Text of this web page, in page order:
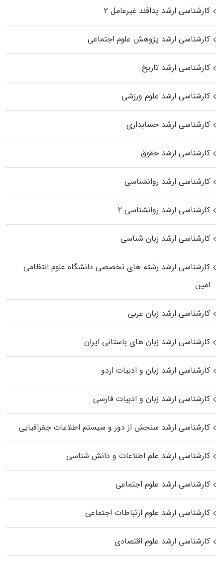
کارشناسی ارشد پدافند غیرعامل ۲
کارشناسی ارشد پژوهش علوم اجتماعی
کارشناسی ارشد تاریخ
کارشناسی ارشد علوم ورزشی
کارشناسی ارشد حسابداری
کارشناسی ارشد حقوق
کارشناسی ارشد روانشناسی
کارشناسی ارشد روانشناسی ۲
کارشناسی ارشد زبان شناسی
کارشناسی ارشد رﺷﺘﻪ ﻫﺎی تخصصی داﻧﺸﮕﺎه ﻋﻠﻮم انتظامی
اﻣﻴﻦ
کارشناسی ارشد زبان عربی
کارشناسی ارشد زبان‌ های باستانی ایران
کارشناسی ارشد زبان و ادبیات اردو
کارشناسی ارشد زبان و ادبیات فارسی
کارشناسی ارشد سنجش از دور و سیستم اطلاعات جغرافیایی
کارشناسی ارشد علم اطلاعات و دانش شناسی
کارشناسی ارشد علوم اجتماعی
کارشناسی ارشد علوم ارتباطات اجتماعی
کارشناسی ارشد علوم اقتصادی